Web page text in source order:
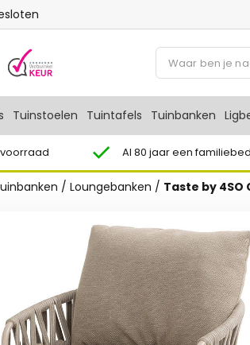
r
o
d
u
c
t
e
z
o
e
k
e
n
Tuinstoelen Tuintafels Tuinbanken
Al 80 jaar een
/ Loungebanken / Taste by